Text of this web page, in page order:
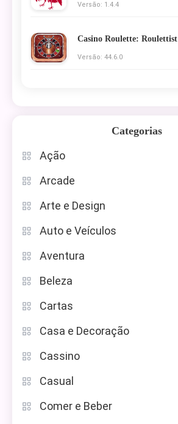
Versão: 1.4.4
Casino Roulette: Roulettist
Versão: 44.6.0
Categorias
Ação
Arcade
Arte e Design
Auto e Veículos
Aventura
Beleza
Cartas
Casa e Decoração
Cassino
Casual
Comer e Beber